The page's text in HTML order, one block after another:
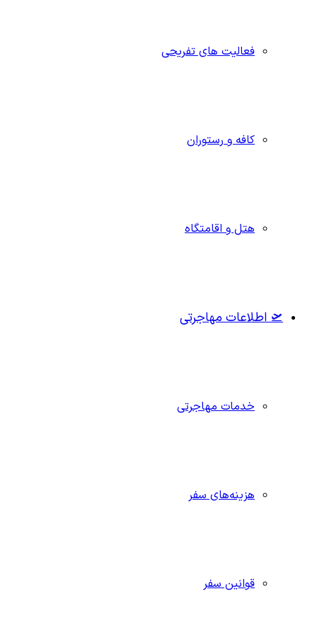
فعالیت های تفریحی
کافه و رستوران
هتل و اقامتگاه
🛫 اطلاعات مهاجرتی
خدمات مهاجرتی
هزینه‌های سفر
قوانین سفر